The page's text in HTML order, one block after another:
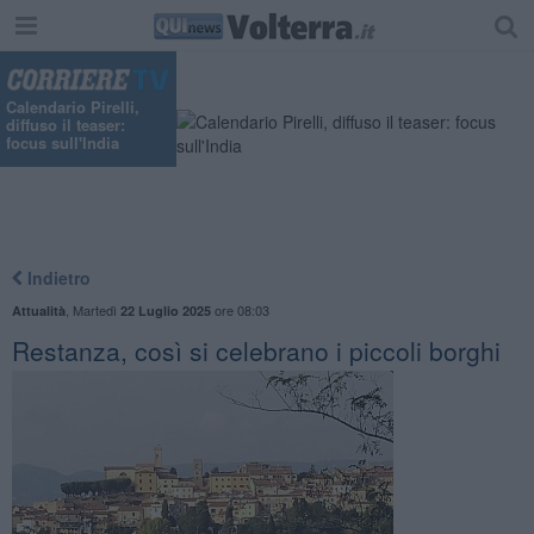
Calendario Pirelli,
diffuso il teaser:
focus sull'India
Indietro
Attualità Martedì 22 Luglio 2025ore 08:03
Restanza, così si celebrano i piccoli borghi